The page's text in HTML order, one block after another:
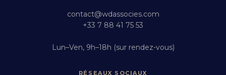
contact@wdassocies.com
+33 7 88 41 75 53
Lun–Ven, 9h–18h (sur rendez-vous)
RÉSEAUX SOCIAUX